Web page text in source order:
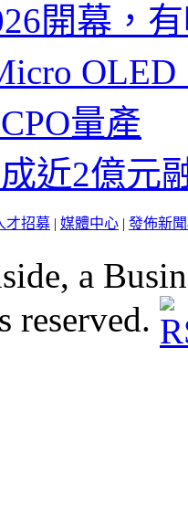
開幕，
量產
近2億元
才招募 | 媒體中心 | 發佈新
a
reserved.